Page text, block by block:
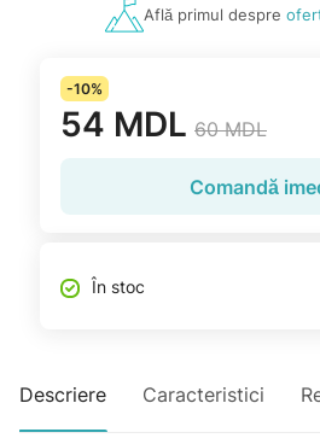
Află primul despre
-10%
54 MDL 60 MDL
Comandă
În stoc
Descriere Caracteristici